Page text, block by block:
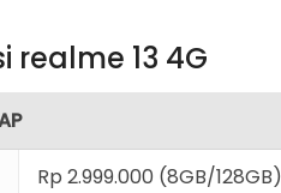
realme 13 4G
Rp 2.999.000 (8GB/128GB)